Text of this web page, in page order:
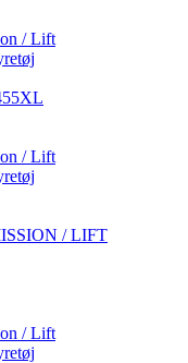
/ Lift
/ Lift
/ LIFT
/ Lift